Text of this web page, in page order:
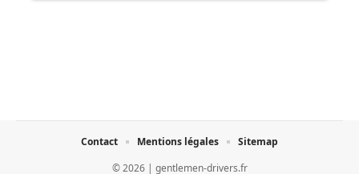
© 2026 | gentlemen-drivers.fr
Contact Mentions légales Sitemap